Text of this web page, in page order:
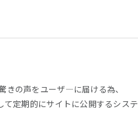
きの声をユーザ―に届ける為、
定期的にサイトに公開するシステ